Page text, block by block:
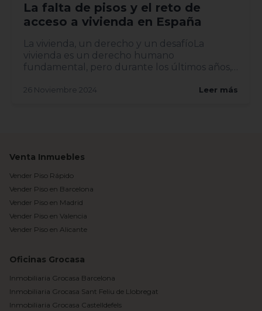
La falta de pisos y el reto de
acceso a vivienda en España
La vivienda, un derecho y un desafíoLa
vivienda es un derecho humano
fundamental, pero durante los últimos años,
26 Noviembre 2024 Leer más
Venta Inmuebles
Vender Piso Rápido
Vender Piso en Barcelona
Vender Piso en Madrid
Vender Piso en Valencia
Vender Piso en Alicante
Oficinas Grocasa
Inmobiliaria Grocasa Barcelona
Inmobiliaria Grocasa Sant Feliu de Llobregat
Inmobiliaria Grocasa Castelldefels